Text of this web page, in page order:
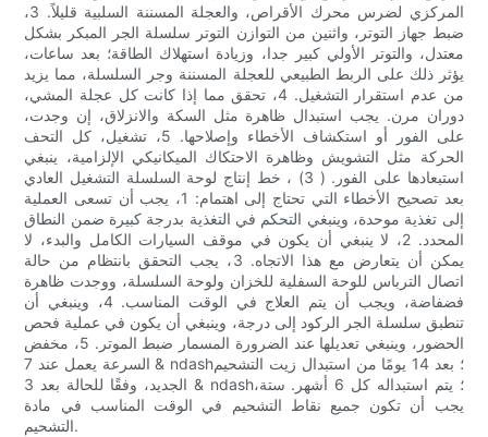
المركزي لضرس محرك الأقراص، والعجلة المسننة السلبية قليلاً. 3،
ضبط جهاز التوتر، واثنين من التوازن التوتر سلسلة الجر المبكر بشكل
معتدل، والتوتر الأولي كبير جدا، وزيادة استهلاك الطاقة؛ بعد ساعات،
يؤثر ذلك على الربط الطبيعي للعجلة المسننة وجر السلسلة، مما يزيد
من عدم استقرار التشغيل. 4، تحقق مما إذا كانت كل عجلة المشي،
دوران مرن. يجب استبدال ظاهرة مثل السكة والانزلاق، إن وجدت،
على الفور أو استكشاف الأخطاء وإصلاحها. 5، تشغيل، كل التحف
الحركة مثل التشويش وظاهرة الاحتكاك الميكانيكي الإلزامية، ينبغي
استبعادها على الفور. ( 3) ، خط إنتاج لوحة السلسلة التشغيل العادي
بعد تصحيح الأخطاء التي تحتاج إلى اهتمام: 1، يجب أن تسعى العملية
إلى تغذية موحدة، وينبغي التحكم في التغذية بدرجة كبيرة ضمن النطاق
المحدد. 2، لا ينبغي أن يكون في موقف السيارات الكامل والبدء، لا
يمكن أن يتعارض مع هذا الاتجاه. 3، يجب التحقق بانتظام من حالة
اتصال الترباس للوحة السفلية للخزان ولوحة السلسلة، ووجدت ظاهرة
فضفاضة، ويجب أن يتم العلاج في الوقت المناسب. 4، وينبغي أن
تنطبق سلسلة الجر الركود إلى درجة، وينبغي أن يكون في عملية فحص
الحضور، وينبغي تعديلها عند الضرورة المسمار ضبط الموتر. 5، مخفض
السرعة يعمل عند 7 & ndash؛ بعد 14 يومًا من استبدال زيت التشحيم
الجديد، وفقًا للحالة بعد 3 & ndash؛ يتم استبداله كل 6 أشهر. ستة،
يجب أن تكون جميع نقاط التشحيم في الوقت المناسب في مادة
التشحيم.